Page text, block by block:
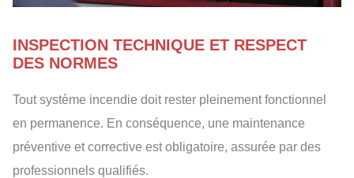
INSPECTION TECHNIQUE ET RESPECT
DES NORMES
Tout système incendie doit rester pleinement fonctionnel
en permanence. En conséquence, une maintenance
préventive et corrective est obligatoire, assurée par des
professionnels qualifiés.